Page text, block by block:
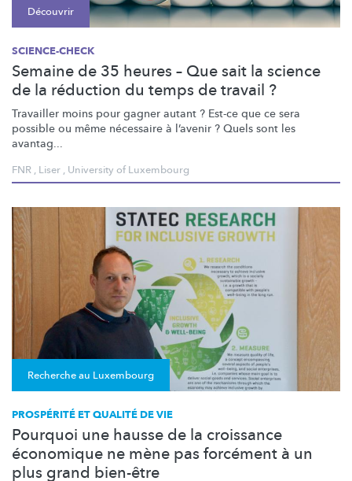
Découvrir
SCIENCE-CHECK
Semaine de 35 heures – Que sait la science
de la réduction du temps de travail ?
Travailler moins pour gagner autant ? Est-ce que ce sera
possible ou même nécessaire à l’avenir ? Quels sont les
avantag...
FNR , Liser , University of Luxembourg
Recherche au Luxembourg
PROSPÉRITÉ ET QUALITÉ DE VIE
Pourquoi une hausse de la croissance
économique ne mène pas forcément à un
plus grand bien-être